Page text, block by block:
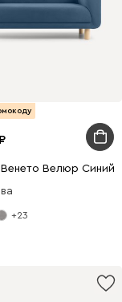
Велюр Синий
+23